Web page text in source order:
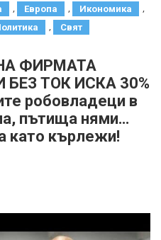
, Европа , Икономика ,
, Свят
ФИРМАТА
ТОК ИСКА 30%
робовладеци в
пътища нями…
като кърлежи!